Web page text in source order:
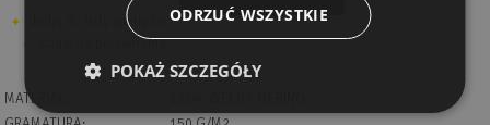
dodaj do listy zakupów
dodaj do porównania
MATERIAŁ:
ODRZUĆ WSZYSTKIE
POKAŻ SZCZEGÓŁY